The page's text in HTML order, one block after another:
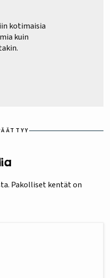
kotimaisia
kuin
Pakolliset kentät on